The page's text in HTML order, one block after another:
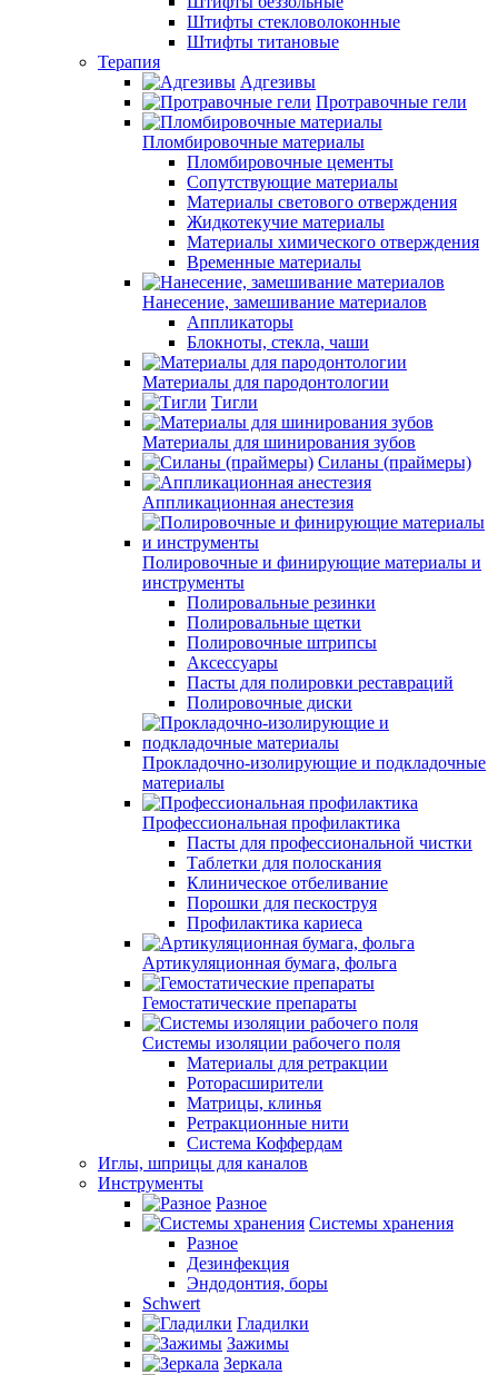
Штифты стекловолоконные
Штифты титановые
Терапия
Адгезивы
Протравочные гели
Пломбировочные материалы
Пломбировочные цементы
Сопутствующие материалы
Материалы светового отверждения
Жидкотекучие материалы
Материалы химического отверждения
Временные материалы
Нанесение, замешивание материалов
Аппликаторы
Блокноты, стекла, чаши
Материалы для пародонтологии
Тигли
Материалы для шинирования зубов
Силаны (праймеры)
Аппликационная анестезия
Полировочные и финирующие материалы и
инструменты
Полировальные резинки
Полировальные щетки
Полировочные штрипсы
Аксессуары
Пасты для полировки реставраций
Полировочные диски
Прокладочно-изолирующие и подкладочные
материалы
Профессиональная профилактика
Пасты для профессиональной чистки
Таблетки для полоскания
Клиническое отбеливание
Порошки для пескоструя
Профилактика кариеса
Артикуляционная бумага, фольга
Гемостатические препараты
Системы изоляции рабочего поля
Материалы для ретракции
Роторасширители
Матрицы, клинья
Ретракционные нити
Система Коффердам
Иглы, шприцы для каналов
Инструменты
Разное
Системы хранения
Разное
Дезинфекция
Эндодонтия, боры
Schwert
Гладилки
Зажимы
Зеркала